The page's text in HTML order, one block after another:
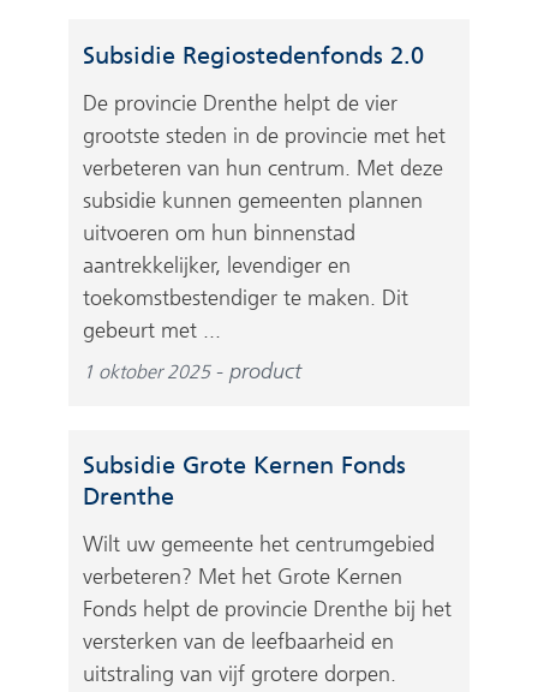
Subsidie Regiostedenfonds 2.0
De provincie Drenthe helpt de vier
grootste steden in de provincie met het
verbeteren van hun centrum. Met deze
subsidie kunnen gemeenten plannen
uitvoeren om hun binnenstad
aantrekkelijker, levendiger en
toekomstbestendiger te maken. Dit
gebeurt met ...
1 oktober 2025 product
Subsidie Grote Kernen Fonds
Drenthe
Wilt uw gemeente het centrumgebied
verbeteren? Met het Grote Kernen
Fonds helpt de provincie Drenthe bij het
versterken van de leefbaarheid en
uitstraling van vijf grotere dorpen.